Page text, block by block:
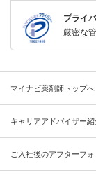
プライ
厳密な
マイナビ薬剤師トップへ
キャリアアドバイザー紹
ご入社後のアフターフォ